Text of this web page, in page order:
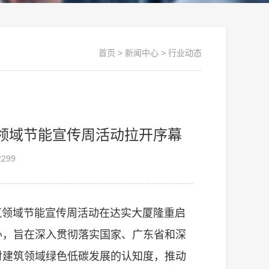
首页 > 新闻中心 > 行业动态
节能宣传周活动拉开序幕
域节能宣传周活动在达实大厦隆重启
旨在深入贯彻落实国家、广东省和深
筑领域绿色低碳发展的认知度，推动